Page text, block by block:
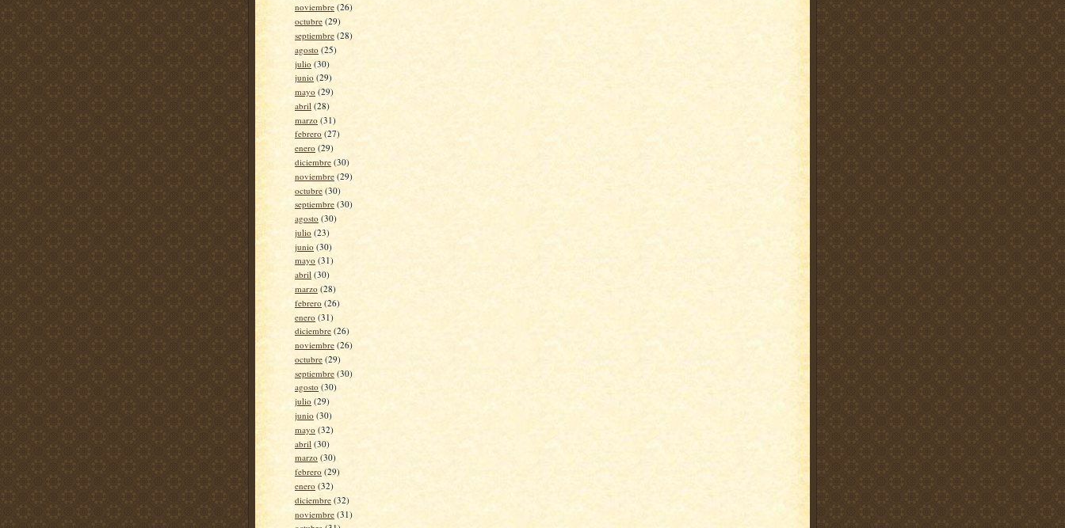
noviembre (26)
octubre (29)
septiembre (28)
agosto (25)
julio (30)
junio (29)
mayo (29)
abril (28)
marzo (31)
febrero (27)
enero (29)
diciembre (30)
noviembre (29)
octubre (30)
septiembre (30)
agosto (30)
julio (23)
junio (30)
mayo (31)
abril (30)
marzo (28)
febrero (26)
enero (31)
diciembre (26)
noviembre (26)
octubre (29)
septiembre (30)
agosto (30)
julio (29)
junio (30)
mayo (32)
abril (30)
marzo (30)
febrero (29)
enero (32)
diciembre (32)
noviembre (31)